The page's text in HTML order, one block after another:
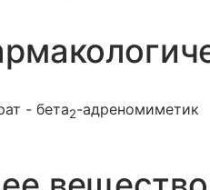
- бета2-адреномиметик